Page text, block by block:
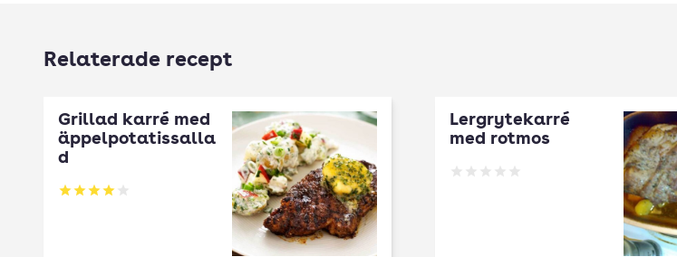
Relaterade recept
Grillad karré med
äppelpotatissalla
d
Betyg: 4 av 5
Lergrytekarré
med rotmos
Betyg: 0 av 5